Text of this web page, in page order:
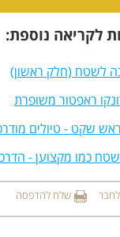
לקריאה נוספת:
לשטח (חלק ראשון)
ראפטור משופרת
שקט - טיולים
כמו מקצוען -
שלח להדפסה